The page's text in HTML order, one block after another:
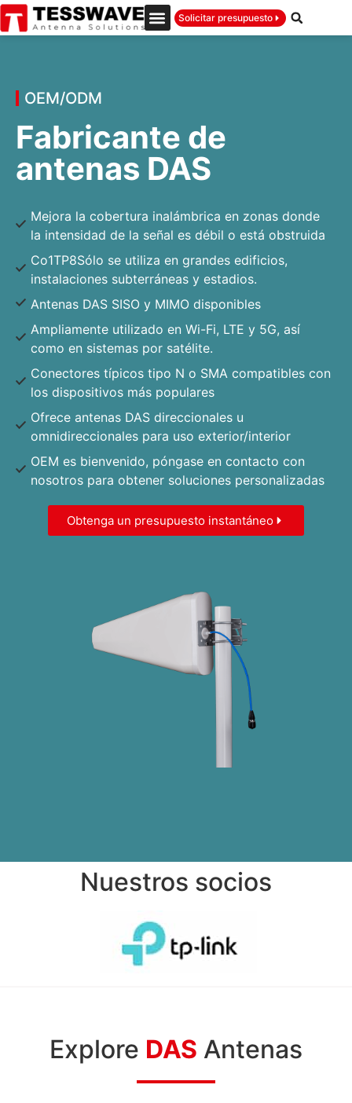
Solicitar presupuesto
OEM/ODM
Fabricante de
antenas DAS
Mejora la cobertura inalámbrica en zonas donde
la intensidad de la señal es débil o está obstruida
Co1TP8Sólo se utiliza en grandes edificios,
instalaciones subterráneas y estadios.
Antenas DAS SISO y MIMO disponibles
Ampliamente utilizado en Wi-Fi, LTE y 5G, así
como en sistemas por satélite.
Conectores típicos tipo N o SMA compatibles con
los dispositivos más populares
Ofrece antenas DAS direccionales u
omnidireccionales para uso exterior/interior
OEM es bienvenido, póngase en contacto con
nosotros para obtener soluciones personalizadas
Obtenga un presupuesto instantáneo
Nuestros socios
Explore DAS Antenas